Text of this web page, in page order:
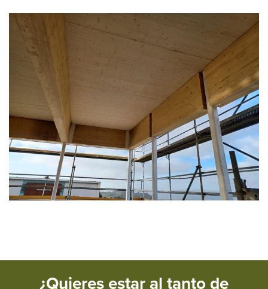
¿Quieres estar al tanto de